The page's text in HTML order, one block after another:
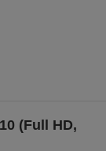
(Full HD,